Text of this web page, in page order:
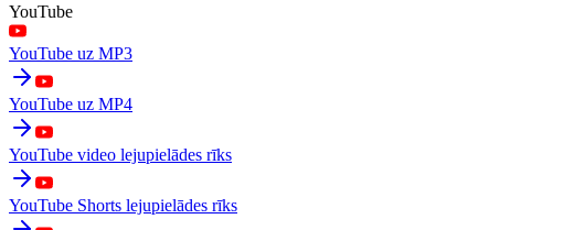
YouTube
YouTube uz MP3
YouTube uz MP4
YouTube video lejupielādes rīks
YouTube Shorts lejupielādes rīks